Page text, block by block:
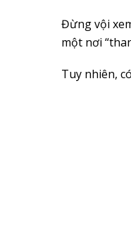
Đừng vội
một nơi
Tuy nhiên,